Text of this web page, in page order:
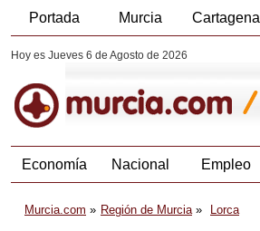
Portada Murcia Cartagena
Hoy es Jueves 6 de Agosto de 2026
Economía Nacional Empleo
Murcia.com Región de Murcia Lorca